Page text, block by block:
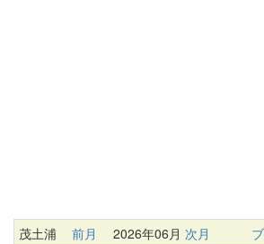
茂土浦 前月 2026年06月 次月